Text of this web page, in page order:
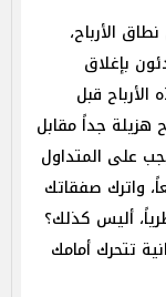
الأرباح،
بإغلاق
قبل
هزيلة جداً مقابل
على المتداول
واترك صفقاتك
أليس كذلك؟
تتحرك أمامك